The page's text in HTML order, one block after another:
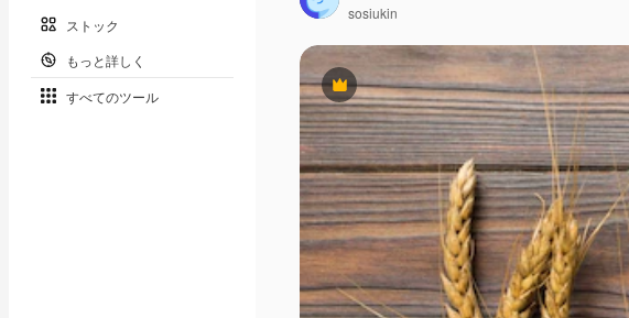
ストック
もっと詳しく
すべてのツール
Premium
sosiukin